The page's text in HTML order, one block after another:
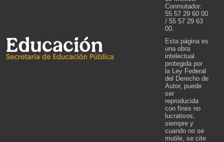
Conmutador:
55 57 29 60 00
/ 55 57 29 63
00.
Esta página es
una obra
intelectual
protegida por
la Ley Federal
del Derecho de
Autor, puede
ser
reproducida
con fines no
lucrativos,
siempre y
cuando no se
mutile, se cite